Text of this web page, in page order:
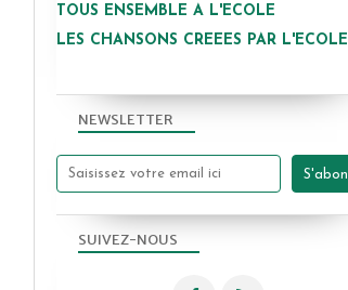
NEWSLETTER
SUIVEZ-NOUS
TOUS ENSEMBLE A L'ECOLE
LES CHANSONS CREEES PAR L'ECOLE